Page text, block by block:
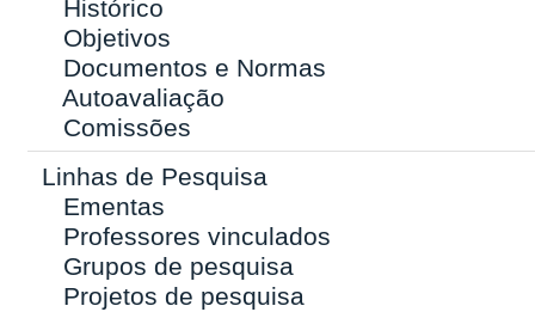
Histórico
Objetivos
Documentos e Normas
Autoavaliação
Comissões
Linhas de Pesquisa
Ementas
Professores vinculados
Grupos de pesquisa
Projetos de pesquisa